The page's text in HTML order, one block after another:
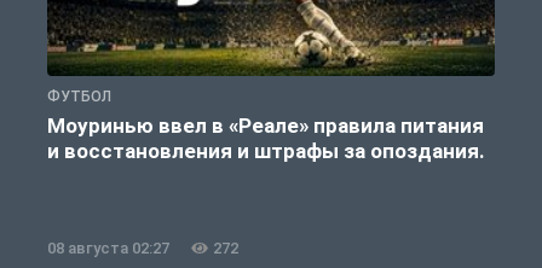
ФУТБОЛ
Моуринью ввел в «Реале» правила питания
и восстановления и штрафы за опоздания.
08 августа 02:27 272